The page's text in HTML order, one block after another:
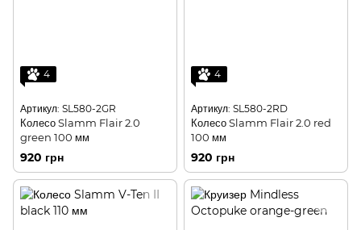
4
Артикул: SL580-2GR
Колесо Slamm Flair 2.0
green 100 мм
920 грн
4
Артикул: SL580-2RD
Колесо Slamm Flair 2.0 red
100 мм
920 грн